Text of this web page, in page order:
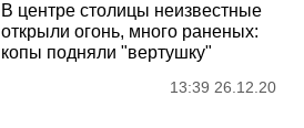
В центре столицы неизвестные
открыли огонь, много раненых:
копы подняли "вертушку"
13:39 26.12.20